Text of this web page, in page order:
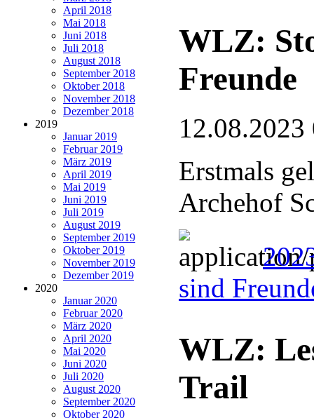
April 2018
Mai 2018
Juni 2018
Juli 2018
August 2018
September 2018
Oktober 2018
November 2018
Dezember 2018
2019
Januar 2019
Februar 2019
März 2019
April 2019
Mai 2019
Juni 2019
Juli 2019
August 2019
September 2019
Oktober 2019
November 2019
Dezember 2019
2020
Januar 2020
Februar 2020
März 2020
April 2020
Mai 2020
Juni 2020
Juli 2020
August 2020
September 2020
Oktober 2020
WLZ:
Freunde
12.08.2023
Erstmals
Archehof
sind
WLZ:
Trail